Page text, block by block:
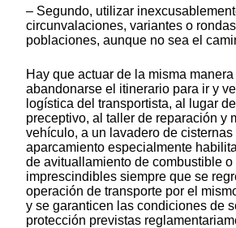
– Segundo, utilizar
circunvalaciones, variantes o
poblaciones, aunque no sea el
Hay que actuar de la misma
abandonarse el itinerario para ir y
logística del transportista, al lugar
preceptivo, al taller de reparación y
vehículo, a un lavadero de cisternas
aparcamiento especialmente
de avituallamiento de combustible
imprescindibles siempre que se
operación de transporte por el
y se garanticen las condiciones de
protección previstas